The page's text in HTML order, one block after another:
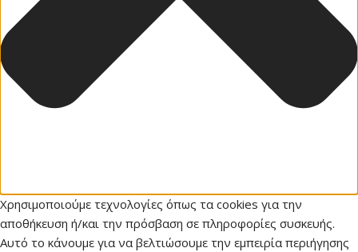
Χρησιμοποιούμε τεχνολογίες όπως τα cookies για την
αποθήκευση ή/και την πρόσβαση σε πληροφορίες συσκευής.
Αυτό το κάνουμε για να βελτιώσουμε την εμπειρία περιήγησης